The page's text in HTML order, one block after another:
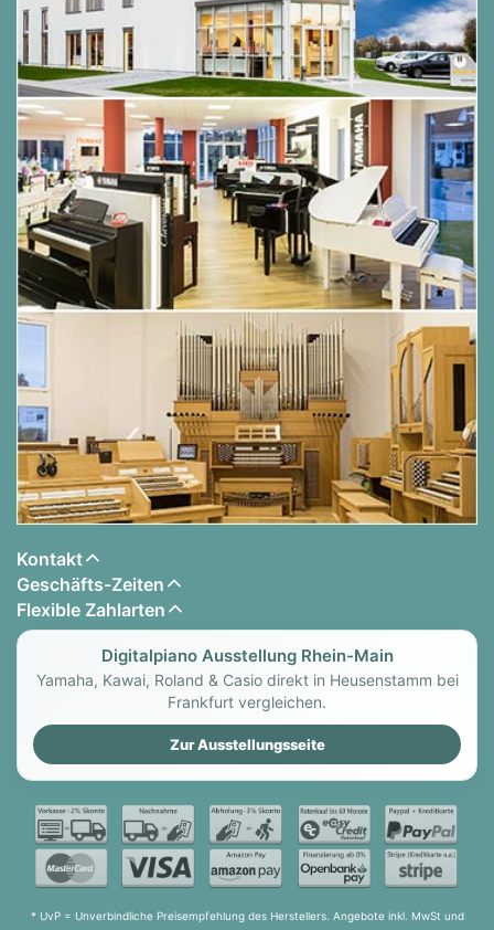
Kontakt
Geschäfts-Zeiten
Flexible Zahlarten
Digitalpiano Ausstellung Rhein-Main
Yamaha, Kawai, Roland & Casio direkt in Heusenstamm bei
Frankfurt vergleichen.
Zur Ausstellungsseite
* UvP = Unverbindliche Preisempfehlung des Herstellers. Angebote inkl. MwSt und